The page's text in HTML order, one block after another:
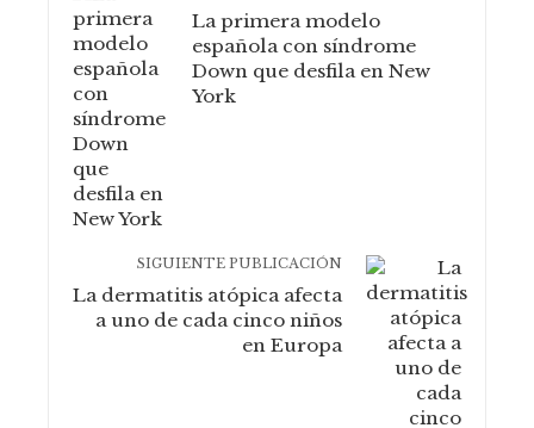
La primera modelo
española con síndrome
Down que desfila en New
York
SIGUIENTE PUBLICACIÓN
La dermatitis atópica afecta
a uno de cada cinco niños
en Europa